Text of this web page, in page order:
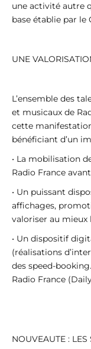
une activité autre
base établie par le
UNE
L’ensemble des
et musicaux de
cette
bénéficiant d’un
• La mobilisation
Radio France
• Un puissant
affichages,
valoriser au mieux
• Un dispositif
(réalisations
des speed-
Radio France
NOUVEAUTE :